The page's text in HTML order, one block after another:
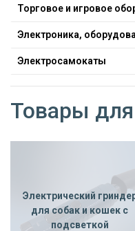
Торговое и игровое
Электроника,
Электросамокаты
Товары
Электрический
для собак и кошек с
подсветкой